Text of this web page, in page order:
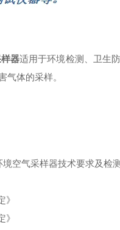
器适用于环境检测、卫生
气体的采样。
空气采样器技术要求及检测